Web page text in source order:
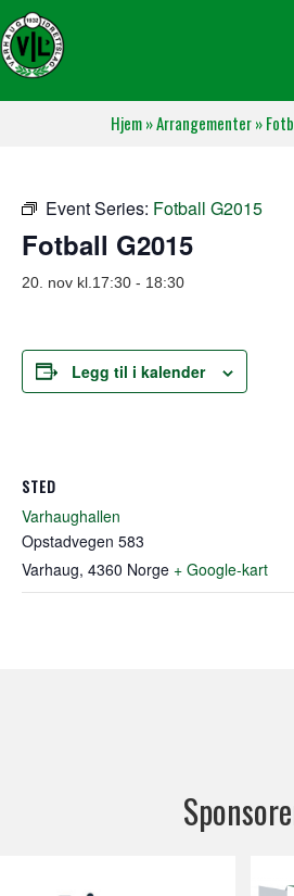
Hjem»Arrangementer»
Event Series: Fotball G2015
Fotball G2015
20. nov kl.17:30 - 18:30
Legg til i kalender
STED
Varhaughallen
Opstadvegen 583
Varhaug, 4360 Norge + Google-kart